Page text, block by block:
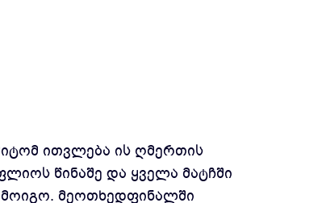
ითვლება ის ღმერთის
წინაშე და ყველა მატჩში
მოიგო. მეოთხედფინალში